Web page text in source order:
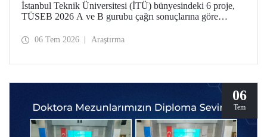
İstanbul Teknik Üniversitesi (İTÜ) bünyesindeki 6 proje,
TÜSEB 2026 A ve B gurubu çağrı sonuçlarına göre
06 Tem 2026 Araştırma
06
Tem